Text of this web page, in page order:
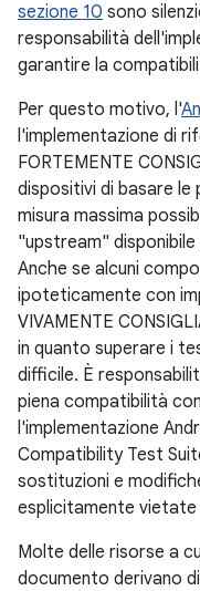
sezione 10 sono
responsabilità
garantire la
Per questo motivo, l'
l'implementazione di
FORTEMENTE
dispositivi di basare le
misura massima
"upstream"
Anche se alcuni
ipoteticamente con
VIVAMENTE
in quanto superare i
difficile. È
piena compatibilità
l'implementazione
Compatibility Test
sostituzioni e
esplicitamente
Molte delle risorse a
documento derivano